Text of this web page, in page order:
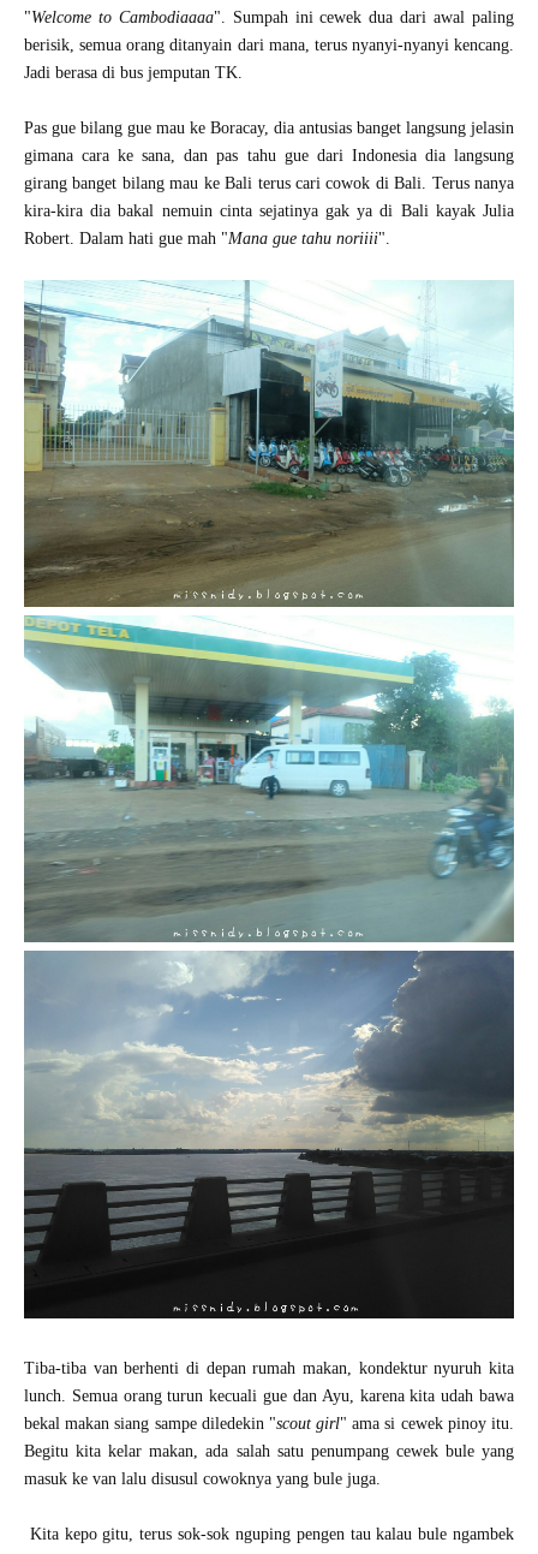
"Welcome to Cambodiaaaa". Sumpah ini cewek dua dari awal paling
berisik, semua orang ditanyain dari mana, terus nyanyi-nyanyi kencang.
Jadi berasa di bus jemputan TK.
Pas gue bilang gue mau ke Boracay, dia antusias banget langsung jelasin
gimana cara ke sana, dan pas tahu gue dari Indonesia dia langsung
girang banget bilang mau ke Bali terus cari cowok di Bali. Terus nanya
kira-kira dia bakal nemuin cinta sejatinya gak ya di Bali kayak Julia
Robert. Dalam hati gue mah "Mana gue tahu noriiii".
Tiba-tiba van berhenti di depan rumah makan, kondektur nyuruh kita
lunch. Semua orang turun kecuali gue dan Ayu, karena kita udah bawa
bekal makan siang sampe diledekin "scout girl" ama si cewek pinoy itu.
Begitu kita kelar makan, ada salah satu penumpang cewek bule yang
masuk ke van lalu disusul cowoknya yang bule juga.
Kita kepo gitu, terus sok-sok nguping pengen tau kalau bule ngambek